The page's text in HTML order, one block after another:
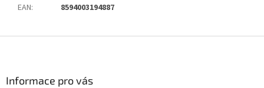
EAN: 8594003194887
Informace pro vás